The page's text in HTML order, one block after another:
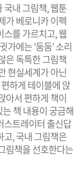
국내 그림책, 웹툰
가 베로니카 이펙
를 가르치고, 웹
에는 ‘둠둠’ 소리
은 독특한 그림책
현실세계가 아닌
하게 테이블에 앉
아서 편하게 책이
책 내용이 궁금해
스트레이터 출신답
고, 국내 그림책은
림책을 선호한다는